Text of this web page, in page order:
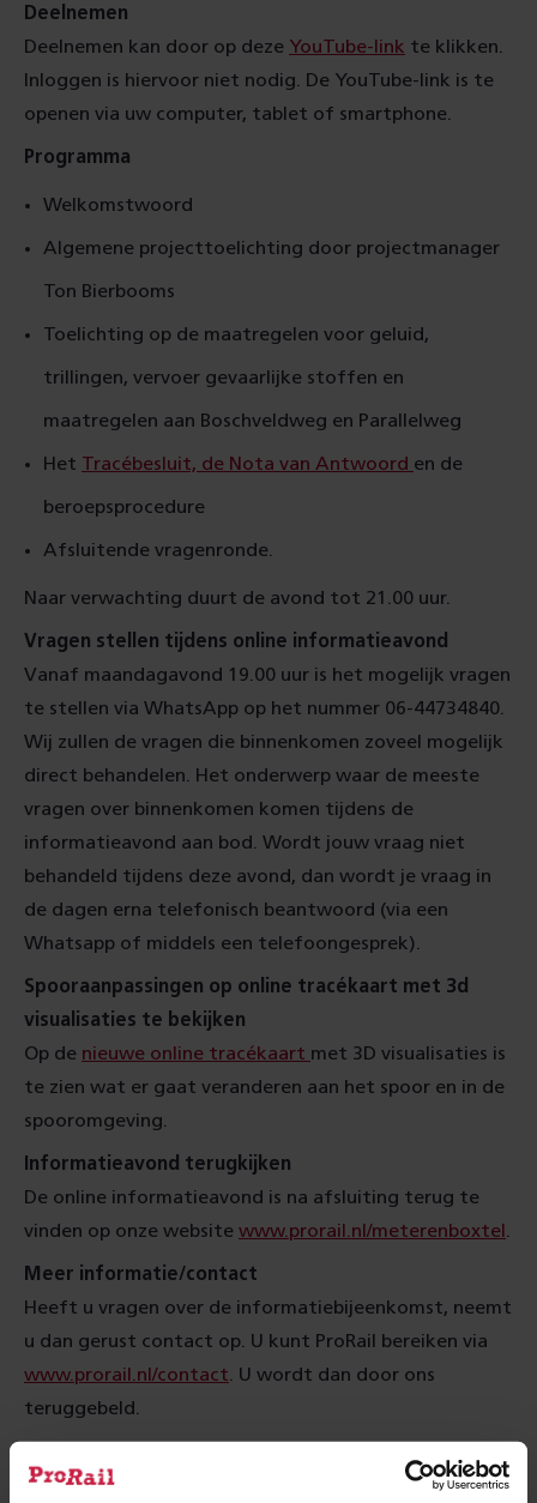
Deelnemen
Deelnemen kan door op deze YouTube-link te klikken.
Inloggen is hiervoor niet nodig. De YouTube-link is te
openen via uw computer, tablet of smartphone.
Programma
Welkomstwoord
Algemene projecttoelichting door projectmanager
Ton Bierbooms
Toelichting op de maatregelen voor geluid,
trillingen, vervoer gevaarlijke stoffen en
maatregelen aan Boschveldweg en Parallelweg
Het Tracébesluit, de Nota van Antwoord en de
beroepsprocedure
Afsluitende vragenronde.
Naar verwachting duurt de avond tot 21.00 uur.
Vragen stellen tijdens online informatieavond
Vanaf maandagavond 19.00 uur is het mogelijk vragen
te stellen via WhatsApp op het nummer 06-44734840.
Wij zullen de vragen die binnenkomen zoveel mogelijk
direct behandelen. Het onderwerp waar de meeste
vragen over binnenkomen komen tijdens de
informatieavond aan bod. Wordt jouw vraag niet
behandeld tijdens deze avond, dan wordt je vraag in
de dagen erna telefonisch beantwoord (via een
Whatsapp of middels een telefoongesprek).
Spooraanpassingen op online tracékaart met 3d
visualisaties te bekijken
Op de nieuwe online tracékaart met 3D visualisaties is
te zien wat er gaat veranderen aan het spoor en in de
spooromgeving.
Informatieavond terugkijken
De online informatieavond is na afsluiting terug te
vinden op onze website www.prorail.nl/meterenboxtel
Meer informatie/contact
Heeft u vragen over de informatiebijeenkomst, neemt
u dan gerust contact op. U kunt ProRail bereiken via
www.prorail.nl/contact . U wordt dan door ons
teruggebeld.
Meer over: